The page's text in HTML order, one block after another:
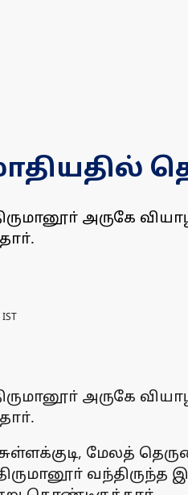
அருகே
அருகே
மேலத்